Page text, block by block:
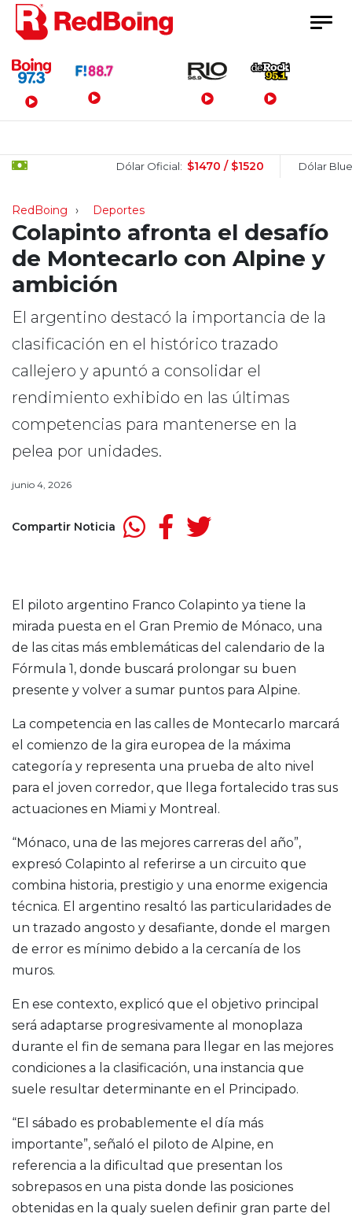
Menú Principal
Dólar Oficial: $1470 / $1520 Dólar Blue:
RedBoing Deportes
Colapinto afronta el desafío
de Montecarlo con Alpine y
ambición
El argentino destacó la importancia de la
clasificación en el histórico trazado
callejero y apuntó a consolidar el
rendimiento exhibido en las últimas
competencias para mantenerse en la
pelea por unidades.
junio 4, 2026
Compartir Noticia
El piloto argentino Franco Colapinto ya tiene la
mirada puesta en el Gran Premio de Mónaco, una
de las citas más emblemáticas del calendario de la
Fórmula 1, donde buscará prolongar su buen
presente y volver a sumar puntos para Alpine.
La competencia en las calles de Montecarlo marcará
el comienzo de la gira europea de la máxima
categoría y representa una prueba de alto nivel
para el joven corredor, que llega fortalecido tras sus
actuaciones en Miami y Montreal.
“Mónaco, una de las mejores carreras del año”,
expresó Colapinto al referirse a un circuito que
combina historia, prestigio y una enorme exigencia
técnica. El argentino resaltó las particularidades de
un trazado angosto y desafiante, donde el margen
de error es mínimo debido a la cercanía de los
muros.
En ese contexto, explicó que el objetivo principal
será adaptarse progresivamente al monoplaza
durante el fin de semana para llegar en las mejores
condiciones a la clasificación, una instancia que
suele resultar determinante en el Principado.
“El sábado es probablemente el día más
importante”, señaló el piloto de Alpine, en
referencia a la dificultad que presentan los
sobrepasos en una pista donde las posiciones
obtenidas en la qualy suelen definir gran parte del